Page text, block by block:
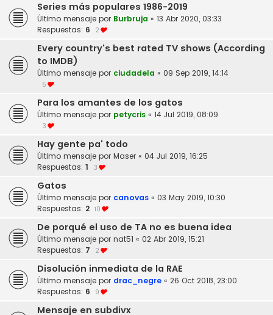
Series más populares 1986-2019
Último mensaje por Burbruja « 13 Abr 2020, 03:33
Respuestas: 6 2
Every country's best rated TV shows (According
to IMDB)
Último mensaje por ciudadela « 09 Sep 2019, 14:14
5
Para los amantes de los gatos
Último mensaje por petycris « 14 Jul 2019, 08:09
3
Hay gente pa' todo
Último mensaje por Maser « 04 Jul 2019, 16:25
Respuestas: 1 3
Gatos
Último mensaje por canovas « 03 May 2019, 10:30
Respuestas: 2 10
De porqué el uso de TA no es buena idea
Último mensaje por nat51 « 02 Abr 2019, 15:21
Respuestas: 7 2
Disolución inmediata de la RAE
Último mensaje por drac_negre « 26 Oct 2018, 23:00
Respuestas: 6 9
Mensaje en subdivx